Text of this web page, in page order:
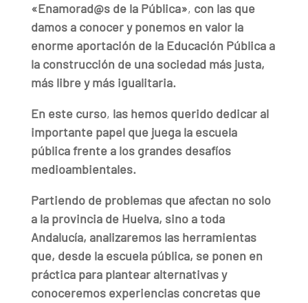
«Enamorad@s de la Pública», con las que
damos a conocer y ponemos en valor la
enorme aportación de la Educación Pública a
la construcción de una sociedad más justa,
más libre y más igualitaria.
En este curso, las hemos querido dedicar al
importante papel que juega la escuela
pública frente a los grandes desafíos
medioambientales.
Partiendo de problemas que afectan no solo
a la provincia de Huelva, sino a toda
Andalucía, analizaremos las herramientas
que, desde la escuela pública, se ponen en
práctica para plantear alternativasy
conoceremos experiencias concretas que